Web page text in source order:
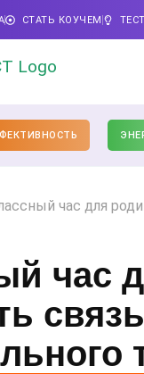
СТАТЬ КОУЧЕМ
час для
час